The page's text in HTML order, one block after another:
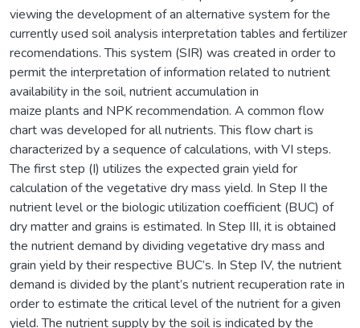
viewing the development of an alternative system for the
currently used soil analysis interpretation tables and fertilizer
recomendations. This system (SIR) was created in order to
permit the interpretation of information related to nutrient
availability in the soil, nutrient accumulation in
maize plants and NPK recommendation. A common flow
chart was developed for all nutrients. This flow chart is
characterized by a sequence of calculations, with VI steps.
The first step (I) utilizes the expected grain yield for
calculation of the vegetative dry mass yield. In Step II the
nutrient level or the biologic utilization coefficient (BUC) of
dry matter and grains is estimated. In Step III, it is obtained
the nutrient demand by dividing vegetative dry mass and
grain yield by their respective BUC’s. In Step IV, the nutrient
demand is divided by the plant’s nutrient recuperation rate in
order to estimate the critical level of the nutrient for a given
yield. The nutrient supply by the soil is indicated by the